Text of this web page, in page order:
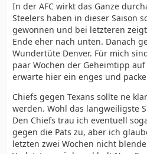
In der AFC wirkt das Ganze
Steelers haben in dieser Saison
gewonnen und bei letzteren
Ende eher nach unten. Danach
Wundertüte Denver. Für mich
paar Wochen der Geheimtipp
erwarte hier ein enges und
Chiefs gegen Texans sollte ne
werden. Wohl das langweiligste
Den Chiefs trau ich eventuell
gegen die Pats zu, aber ich
letzten zwei Wochen nicht